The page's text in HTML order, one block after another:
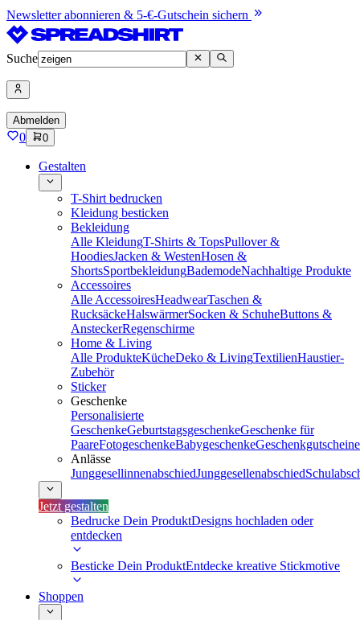
Newsletter abonnieren & 5-€-Gutschein sichern
Suche
Abmelden
0 0
Gestalten
T-Shirt bedrucken
Kleidung besticken
Bekleidung
Alle KleidungT-Shirts & TopsPullover &
HoodiesJacken & WestenHosen &
ShortsSportbekleidungBademodeNachhaltige Produkte
Accessoires
Alle AccessoiresHeadwearTaschen &
RucksäckeHalswärmerSocken & SchuheButtons &
AnsteckerRegenschirme
Home & Living
Alle ProdukteKücheDeko & LivingTextilienHaustier-
Zubehör
Sticker
Geschenke
Personalisierte
GeschenkeGeburtstagsgeschenkeGeschenke für
PaareFotogeschenkeBabygeschenkeGeschenkgutscheine
Anlässe
JunggesellinnenabschiedJunggesellenabschied
Jetzt gestalten
Bedrucke Dein ProduktDesigns hochladen oder
entdecken
Besticke Dein ProduktEntdecke kreative Stickmotive
Shoppen